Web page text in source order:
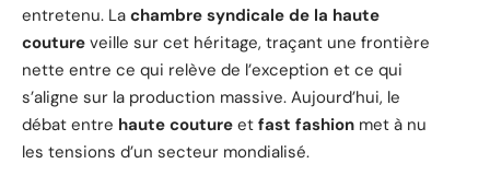
entretenu. La chambre syndicale de la haute
couture veille sur cet héritage, traçant une frontière
nette entre ce qui relève de l’exception et ce qui
s’aligne sur la production massive. Aujourd’hui, le
débat entre haute couture et fast fashion met à nu
les tensions d’un secteur mondialisé.